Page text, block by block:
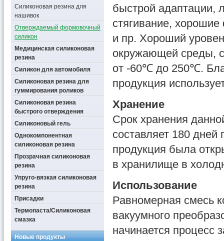
Силиконовая резина для
нашивок
Отверждаемый формовочный
силикон
Медицинская силиконовая
резина
Силикон для автомобиля
Силиконовая резина для
гуммирования роликов
Силиконовая резина
быстрого отверждения
Силиконовый гель
Однокомпонентная
силиконовая резина
Прозрачная силиконовая
резина
Упруго-вязкая силиконовая
резина
Присадки
Термопаста/Силиконовая
смазка
Новые продукты
быстрой адаптации,
стягивание, хорошие
и пр. Хороший
окружающей среды,
от -60℃ до 250℃.
продукция
Хранение
Срок хранения
составляет 180
продукция была
в хранилище в
Использование
Равномерная смесь
вакуумного
начинается процесс